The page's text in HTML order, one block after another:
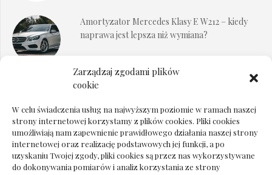
Zarządzaj zgodami plików
cookie
W celu świadczenia usług na najwyższym poziomie w ramach naszej
strony internetowej korzystamy z plików cookies. Pliki cookies
umożliwiają nam zapewnienie prawidłowego działania naszej strony
internetowej oraz realizację podstawowych jej funkcji, a po
uzyskaniu Twojej zgody, pliki cookies są przez nas wykorzystywane
do dokonywania pomiarów i analiz korzystania ze strony
Amortyzator Mercedes Klasy E W212 – kiedy
naprawa jest lepsza niż wymiana?
Ile kosztuje psychoterapeuta prywatnie: cena
Dokumenty do odbioru przy zmianie biura
rachunkowego